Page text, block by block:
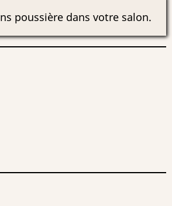
poussière dans votre salon.